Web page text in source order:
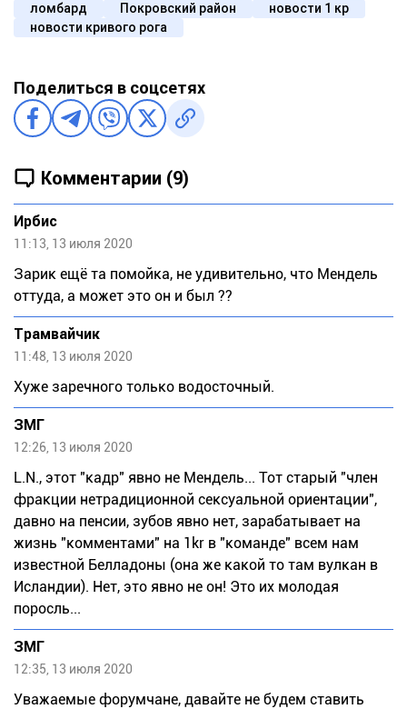
ломбард
Покровский район
новости 1 кр
новости кривого рога
Поделиться в соцсетях
Комментарии (9)
Ирбис
11:13, 13 июля 2020
Зарик ещё та помойка, не удивительно, что Мендель
оттуда, а может это он и был ??
Трамвайчик
11:48, 13 июля 2020
Хуже заречного только водосточный.
ЗМГ
12:26, 13 июля 2020
L.N., этот "кадр" явно не Мендель... Тот старый "член
фракции нетрадиционной сексуальной ориентации",
давно на пенсии, зубов явно нет, зарабатывает на
жизнь "комментами" на 1kr в "команде" всем нам
известной Белладоны (она же какой то там вулкан в
Исландии). Нет, это явно не он! Это их молодая
поросль...
ЗМГ
12:35, 13 июля 2020
Уважаемые форумчане, давайте не будем ставить